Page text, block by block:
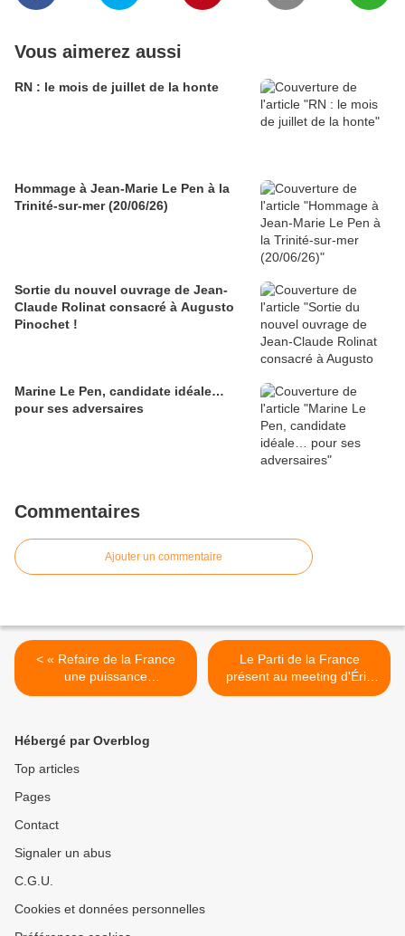
Vous aimerez aussi
RN : le mois de juillet de la honte
Hommage à Jean-Marie Le Pen à la
Trinité-sur-mer (20/06/26)
Sortie du nouvel ouvrage de Jean-
Claude Rolinat consacré à Augusto
Pinochet !
Marine Le Pen, candidate idéale…
pour ses adversaires
Commentaires
Ajouter un commentaire
< « Refaire de la France
une puissance
internationale » - Jean-
Le Parti de la France
présent au meeting d'Éric
Zemmour au Trocadéro >
Hébergé par Overblog
Top articles
Pages
Contact
Signaler un abus
C.G.U.
Cookies et données personnelles